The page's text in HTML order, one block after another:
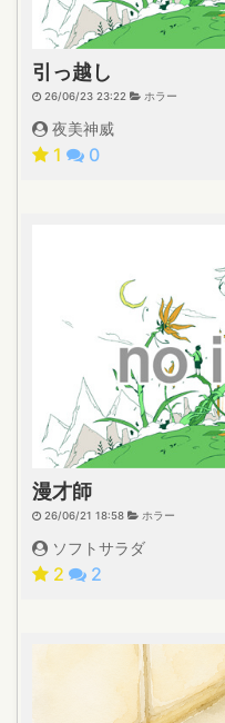
引っ越し
26/06/23 23:22 ホラー
夜美神威
1 0
漫才師
26/06/21 18:58 ホラー
ソフトサラダ
2 2